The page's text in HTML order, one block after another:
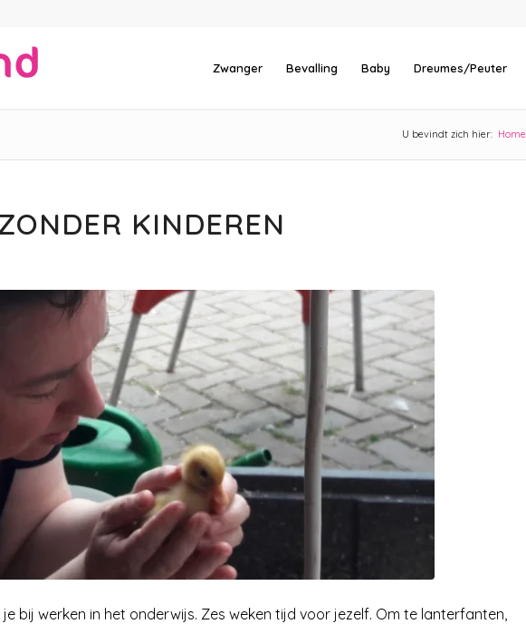
Zwanger Bevalling Baby Dreumes/Peuter
U bevindt zich hier: Home
KINDEREN
bij werken in het onderwijs. Zes weken tijd voor jezelf. Om te lanterfanten,